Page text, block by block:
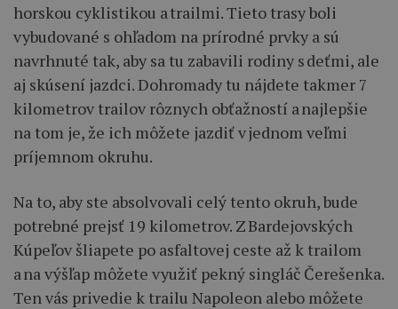
horskou cyklistikou a trailmi. Tieto trasy boli
vybudované s ohľadom na prírodné prvky a sú
navrhnuté tak, aby sa tu zabavili rodiny s deťmi, ale
aj skúsení jazdci. Dohromady tu nájdete takmer 7
kilometrov trailov rôznych obťažností a najlepšie
na tom je, že ich môžete jazdiť v jednom veľmi
príjemnom okruhu.
Na to, aby ste absolvovali celý tento okruh, bude
potrebné prejsť 19 kilometrov. Z Bardejovských
Kúpeľov šliapete po asfaltovej ceste až k trailom
a na výšľap môžete využiť pekný singláč Čerešenka.
Ten vás privedie k trailu Napoleon alebo môžete